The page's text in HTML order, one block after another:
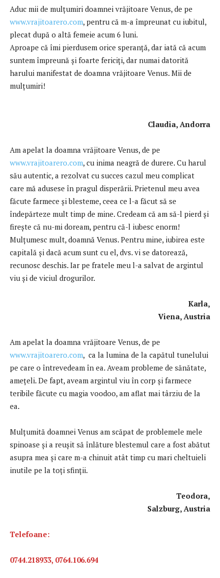
Aduc mii de mulţumiri doamnei vrăjitoare Venus, de pe
www.vrajitoarero.com, pentru că m-a împreunat cu iubitul,
plecat după o altă femeie acum 6 luni.
Aproape că îmi pierdusem orice speranţă, dar iată că acum
suntem împreună şi foarte fericiţi, dar numai datorită
harului manifestat de doamna vrăjitoare Venus. Mii de
mulţumiri!
Claudia, Andorra
Am apelat la doamna vrăjitoare Venus, de pe
www.vrajitoarero.com, cu inima neagră de durere. Cu harul
său autentic, a rezolvat cu succes cazul meu complicat
care mă adusese în pragul disperării. Prietenul meu avea
făcute farmece şi blesteme, ceea ce l-a făcut să se
îndepărteze mult timp de mine. Credeam că am să-l pierd şi
firește că nu-mi doream, pentru că-l iubesc enorm!
Mulţumesc mult, doamnă Venus. Pentru mine, iubirea este
capitală şi dacă acum sunt cu el, dvs. vi se datorează,
recunosc deschis. Iar pe fratele meu l-a salvat de argintul
viu și de viciul drogurilor.
Karla,
Viena, Austria
Am apelat la doamna vrăjitoare Venus, de pe
www.vrajitoarero.com, ca la lumina de la capătul tunelului
pe care o întrevedeam în ea. Aveam probleme de sănătate,
ameţeli. De fapt, aveam argintul viu în corp și farmece
teribile făcute cu magia voodoo, am aflat mai târziu de la
ea.
Mulţumită doamnei Venus am scăpat de problemele mele
spinoase şi a reuşit să înlăture blestemul care a fost abătut
asupra mea şi care m-a chinuit atât timp cu mari cheltuieli
inutile pe la toți sfinții.
Teodora,
Salzburg, Austria
Telefoane:
0744.218933, 0764.106.694